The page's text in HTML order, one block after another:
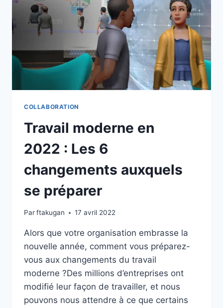
COLLABORATION
Travail moderne en
2022 : Les 6
changements auxquels
se préparer
Parftakugan 17 avril 2022
Alors que votre organisation embrasse la
nouvelle année, comment vous préparez-
vous aux changements du travail
moderne ?Des millions d’entreprises ont
modifié leur façon de travailler, et nous
pouvons nous attendre à ce que certains